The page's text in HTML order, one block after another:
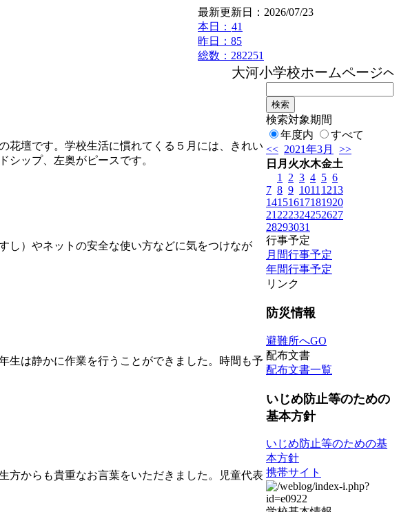
最新更新日：2026/07/23
本日： 41
昨日：85
総数：282251
大河小学校ホームページへよ
壇です。学校生活に慣れてくる５月には、きれい
シップ、左奥がピースです。
し）やネットの安全な使い方などに気をつけなが
は静かに作業を行うことができました。時間も予
からも貴重なお言葉をいただきました。児童代表
検索対象期間
年度内
すべて
<< 2021年3月
>>
日 月 火水木金土
1
2 3 4 5 6
7 8 9 1011 1213
14151617181920
21 222324252627
28293031
行事予定
月間行事予定
年間行事予定
リンク
防災情報
避難所へGO
配布文書
配布文書一覧
いじめ防止等のための
基本方針
いじめ防止等のための基
本方針
携帯サイト